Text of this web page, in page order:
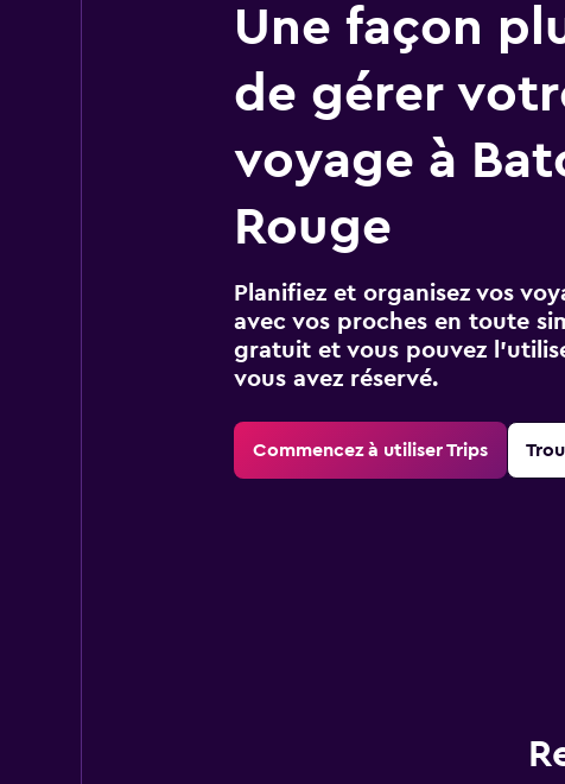
Une façon
de gérer
voyage à
Rouge
Planifiez et organisez vos
avec vos proches en toute
gratuit et vous pouvez
vous avez réservé.
Commencez à utiliser Trips